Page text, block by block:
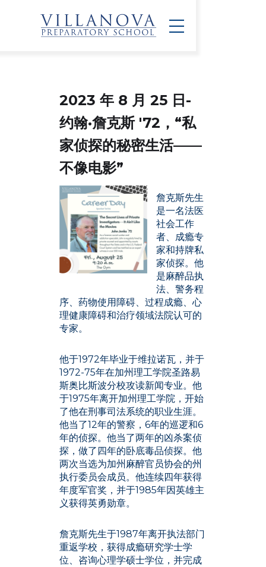
2023 年 8 月 25 日-
约翰·詹克斯 '72 ，“私
家侦探的秘密生活——
不像电影”
詹克斯先生
是一名法医
社会工作
者、成瘾专
家和持牌私
家侦探。他
是麻醉品执
法、警务程
序、药物使用障碍、过程成瘾、心
理健康障碍和治疗领域法院认可的
专家。
他于1972年毕业于维拉诺瓦，并于
1972-75年在加州理工学院圣路易
斯奥比斯波分校攻读新闻专业。他
于1975年离开加州理工学院，开始
了他在刑事司法系统的职业生涯。
他当了12年的警察，6年的巡逻和6
年的侦探。他当了两年的凶杀案侦
探，做了四年的卧底毒品侦探。他
两次当选为加州麻醉官员协会的州
执行委员会成员。他连续四年获得
年度军官奖，并于1985年因英雄主
义获得英勇勋章。
詹克斯先生于1987年离开执法部门
重返学校，获得成瘾研究学士学
位、咨询心理学硕士学位，并完成